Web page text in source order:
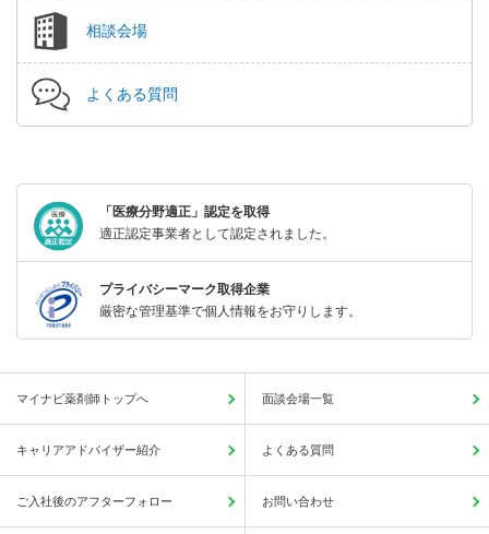
相談会場
よくある質問
「医療分野適正」認定を取得
適正認定事業者として認定されました。
プライバシーマーク取得企業
厳密な管理基準で個人情報をお守りします。
マイナビ薬剤師トップへ 面談会場一覧
キャリアアドバイザー紹介 よくある質問
ご入社後のアフターフォロー お問い合わせ